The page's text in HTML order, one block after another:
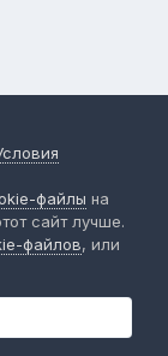
файлы на
сайт лучше.
файлов, или